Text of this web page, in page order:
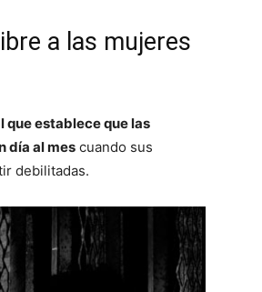
a las mujeres
que establece que las
día al mes cuando sus
debilitadas.